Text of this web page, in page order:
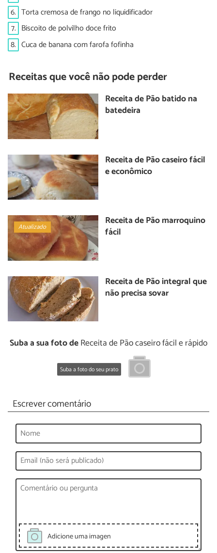
6. Torta cremosa de frango no liquidificador
7. Biscoito de polvilho doce frito
8. Cuca de banana com farofa fofinha
Receitas que você não pode perder
Receita de Pão batido na
batedeira
Receita de Pão caseiro fácil
e econômico
Atualizado
Receita de Pão marroquino
fácil
Receita de Pão integral que
não precisa sovar
Suba a sua foto deReceita de Pão caseiro fácil e rápido
Suba a foto do seu prato
Escrever comentário
Adicione uma imagen